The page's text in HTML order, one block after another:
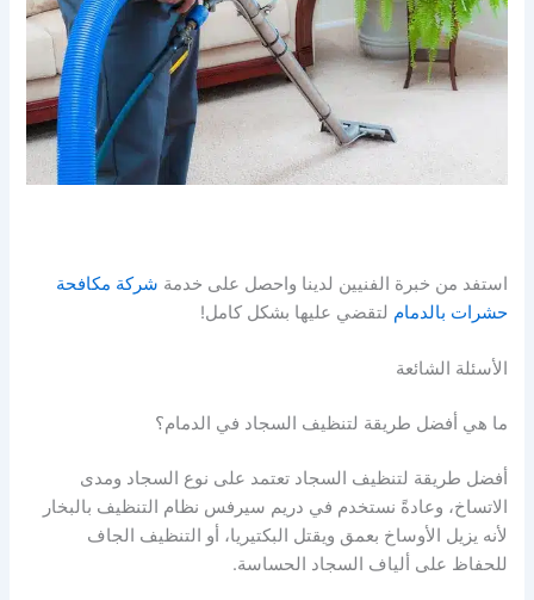
استفد من خبرة الفنيين لدينا واحصل على خدمة شركة مكافحة
حشرات بالدمام لتقضي عليها بشكل كامل!
الأسئلة الشائعة
ما هي أفضل طريقة لتنظيف السجاد في الدمام؟
أفضل طريقة لتنظيف السجاد تعتمد على نوع السجاد ومدى
الاتساخ، وعادةً نستخدم في دريم سيرفس نظام التنظيف بالبخار
لأنه يزيل الأوساخ بعمق ويقتل البكتيريا، أو التنظيف الجاف
للحفاظ على ألياف السجاد الحساسة.